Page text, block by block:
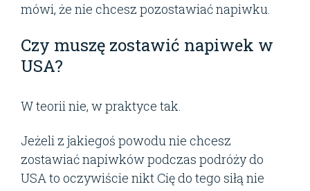
mówi, że nie chcesz pozostawiać napiwku.
Czy muszę zostawić napiwek w
USA?
W teorii nie, w praktyce tak.
Jeżeli z jakiegoś powodu nie chcesz
zostawiać napiwków podczas podróży do
USA to oczywiście nikt Cię do tego siłą nie